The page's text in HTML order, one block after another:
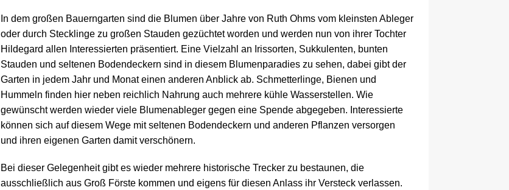
In dem großen Bauerngarten sind die Blumen über Jahre von Ruth Ohms vom kleinsten Ableger
oder durch Stecklinge zu großen Stauden gezüchtet worden und werden nun von ihrer Tochter
Hildegard allen Interessierten präsentiert. Eine Vielzahl an Irissorten, Sukkulenten, bunten
Stauden und seltenen Bodendeckern sind in diesem Blumenparadies zu sehen, dabei gibt der
Garten in jedem Jahr und Monat einen anderen Anblick ab. Schmetterlinge, Bienen und
Hummeln finden hier neben reichlich Nahrung auch mehrere kühle Wasserstellen. Wie
gewünscht werden wieder viele Blumenableger gegen eine Spende abgegeben. Interessierte
können sich auf diesem Wege mit seltenen Bodendeckern und anderen Pflanzen versorgen
und ihren eigenen Garten damit verschönern.
Bei dieser Gelegenheit gibt es wieder mehrere historische Trecker zu bestaunen, die
ausschließlich aus Groß Förste kommen und eigens für diesen Anlass ihr Versteck verlassen.